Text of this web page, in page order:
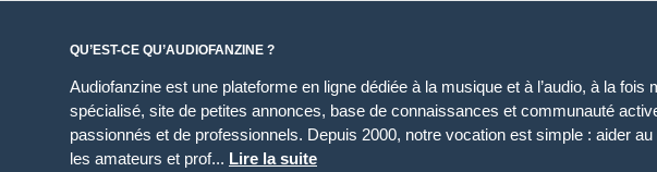
QU’EST-CE QU’AUDIOFANZINE ?
Audiofanzine est une plateforme en ligne dédiée à la musique et à l’audio, à la fois
spécialisé, site de petites annonces, base de connaissances et communauté
passionnés et de professionnels. Depuis 2000, notre vocation est simple : aider au
les amateurs et prof... Lire la suite